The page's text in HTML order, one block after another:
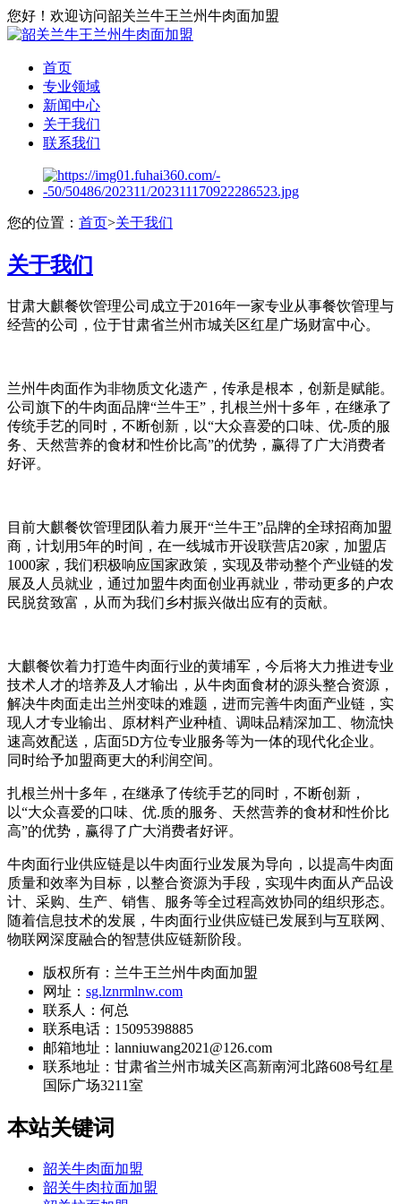
您好！欢迎访问韶关兰牛王兰州牛肉面加盟
首页
专业领域
新闻中心
关于我们
联系我们
您的位置： 首页>关于我们
关于我们
甘肃大麒餐饮管理公司成立于2016年一家专业从事餐饮管理与
经营的公司，位于甘肃省兰州市城关区红星广场财富中心。
兰州牛肉面作为非物质文化遗产，传承是根本，创新是赋能。
公司旗下的牛肉面品牌“兰牛王”，扎根兰州十多年，在继承了
传统手艺的同时，不断创新，以“大众喜爱的口味、优-质的服
务、天然营养的食材和性价比高”的优势，赢得了广大消费者
好评。
目前大麒餐饮管理团队着力展开“兰牛王”品牌的全球招商加盟
商，计划用5年的时间，在一线城市开设联营店20家，加盟店
1000家，我们积极响应国家政策，实现及带动整个产业链的发
展及人员就业，通过加盟牛肉面创业再就业，带动更多的户农
民脱贫致富，从而为我们乡村振兴做出应有的贡献。
大麒餐饮着力打造牛肉面行业的黄埔军，今后将大力推进专业
技术人才的培养及人才输出，从牛肉面食材的源头整合资源，
解决牛肉面走出兰州变味的难题，进而完善牛肉面产业链，实
现人才专业输出、原材料产业种植、调味品精深加工、物流快
速高效配送，店面5D方位专业服务等为一体的现代化企业。
同时给予加盟商更大的利润空间。
扎根兰州十多年，在继承了传统手艺的同时，不断创新，
以“大众喜爱的口味、优.质的服务、天然营养的食材和性价比
高”的优势，赢得了广大消费者好评。
牛肉面行业供应链是以牛肉面行业发展为导向，以提高牛肉面
质量和效率为目标，以整合资源为手段，实现牛肉面从产品设
计、采购、生产、销售、服务等全过程高效协同的组织形态。
随着信息技术的发展，牛肉面行业供应链已发展到与互联网、
物联网深度融合的智慧供应链新阶段。
版权所有：兰牛王兰州牛肉面加盟
网址： sg.lznrmlnw.com
联系人：何总
联系电话：15095398885
邮箱地址：lanniuwang2021@126.com
联系地址： 甘肃省兰州市城关区高新南河北路608号红星
国际广场3211室
本站关键词
韶关牛肉面加盟
韶关牛肉拉面加盟